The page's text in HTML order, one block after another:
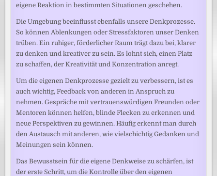
eigene Reaktion in bestimmten Situationen geschehen.
Die Umgebung beeinflusst ebenfalls unsere Denkprozesse.
So können Ablenkungen oder Stressfaktoren unser Denken
trüben. Ein ruhiger, förderlicher Raum trägt dazu bei, klarer
zu denken und kreativer zu sein. Es lohnt sich, einen Platz
zu schaffen, der Kreativität und Konzentration anregt.
Um die eigenen Denkprozesse gezielt zu verbessern, ist es
auch wichtig, Feedback von anderen in Anspruch zu
nehmen. Gespräche mit vertrauenswürdigen Freunden oder
Mentoren können helfen, blinde Flecken zu erkennen und
neue Perspektiven zu gewinnen. Häufig erkennt man durch
den Austausch mit anderen, wie vielschichtig Gedanken und
Meinungen sein können.
Das Bewusstsein für die eigene Denkweise zu schärfen, ist
der erste Schritt, um die Kontrolle über den eigenen